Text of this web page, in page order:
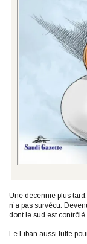
Une décennie plus
n’a pas survécu.
dont le sud est
Le Liban aussi lutte